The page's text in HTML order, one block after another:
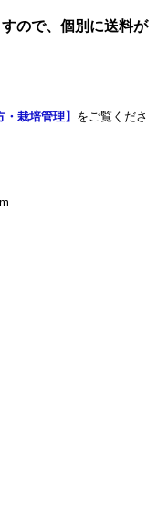
ので、個別に送料が
栽培管理】 をご覧くださ